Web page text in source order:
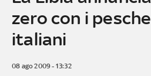
zero con i
italiani
08 ago 2009 - 13:32